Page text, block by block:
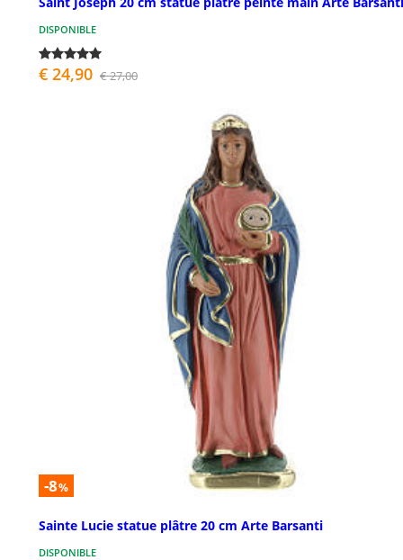
DISPONIBLE
€ 24,90 € 27,00
-8%
Sainte Lucie statue plâtre 20 cm Arte Barsanti
DISPONIBLE